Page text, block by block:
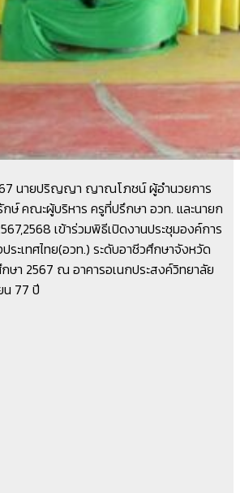
นายปริญญา ญาณโภชน์ ผู้อำนวยการ
ษ์ คณะผู้บริหาร ครูที่ปรึกษา อวท. และนายก
เข้าร่วมพิธีเปิดงานประชุมองค์การ
ะเทศไทย(อวท.) ระดับอาชีวศึกษาจังหวัด
ษา 2567 ณ อาคารอเนกประสงค์วิทยาลัย
น 77 ปี